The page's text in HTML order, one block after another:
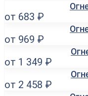
от 683 ₽
от 969 ₽
от 1 349 ₽
от 2 458 ₽